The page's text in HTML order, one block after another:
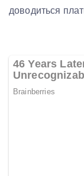
доводиться